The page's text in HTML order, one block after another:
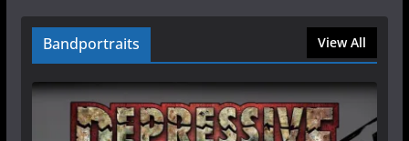
Bandportraits View All